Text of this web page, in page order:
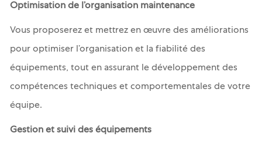
Optimisation de l’organisation maintenance
Vous proposerez et mettrez en œuvre des améliorations
pour optimiser l’organisation et la fiabilité des
équipements, tout en assurant le développement des
compétences techniques et comportementales de votre
équipe.
Gestion et suivi des équipements